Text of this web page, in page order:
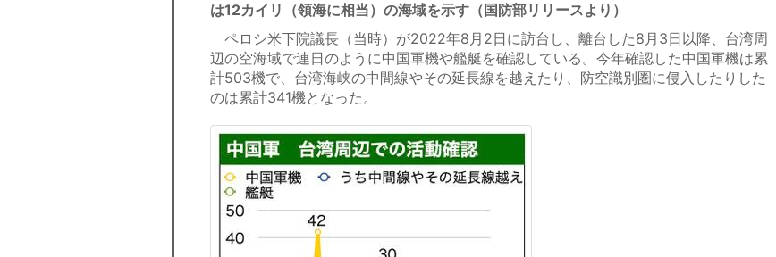
は12カイリ（領海に相当）の海域を示す（国防部リリースより）
ペロシ米下院議長（当時）が2022年8月2日に訪台し、離台した8月3日以降、台湾周
辺の空海域で連日のように中国軍機や艦艇を確認している。今年確認した中国軍機は累
計503機で、台湾海峡の中間線やその延長線を越えたり、防空識別圏に侵入したりした
のは累計341機となった。